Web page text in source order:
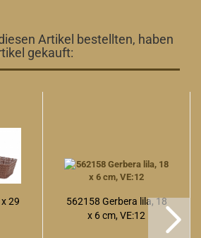
Artikel bestellten, haben
gekauft:
29
562158 Gerbera lila, 18
x 6 cm, VE:12